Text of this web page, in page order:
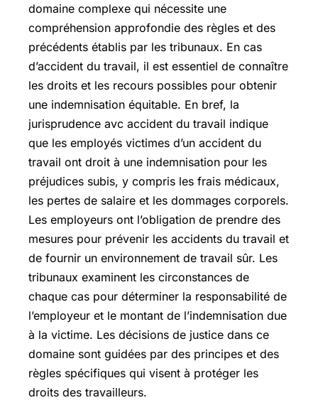
domaine complexe qui nécessite une
compréhension approfondie des règles et des
précédents établis par les tribunaux. En cas
d’accident du travail, il est essentiel de connaître
les droits et les recours possibles pour obtenir
une indemnisation équitable. En bref, la
jurisprudence avc accident du travail indique
que les employés victimes d’un accident du
travail ont droit à une indemnisation pour les
préjudices subis, y compris les frais médicaux,
les pertes de salaire et les dommages corporels.
Les employeurs ont l’obligation de prendre des
mesures pour prévenir les accidents du travail et
de fournir un environnement de travail sûr. Les
tribunaux examinent les circonstances de
chaque cas pour déterminer la responsabilité de
l’employeur et le montant de l’indemnisation due
à la victime. Les décisions de justice dans ce
domaine sont guidées par des principes et des
règles spécifiques qui visent à protéger les
droits des travailleurs.